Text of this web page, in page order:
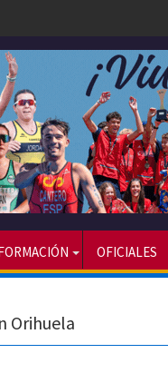
la fecha
OFICIALES
Orihuela